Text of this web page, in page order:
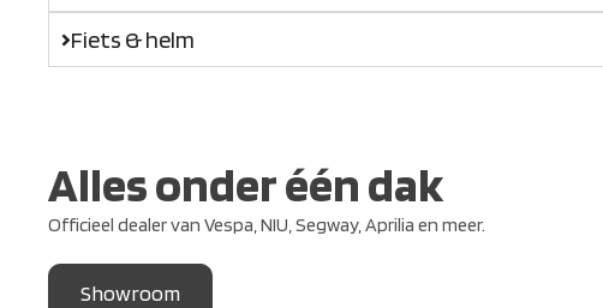
Fiets & helm
Alles onder één dak
Officieel dealer van Vespa, NIU, Segway, Aprilia en meer.
Showroom